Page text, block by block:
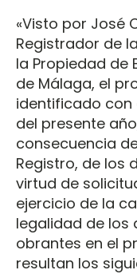
«Visto por José
Registrador de
la Propiedad de
de Málaga, el
identificado con
del presente
consecuencia
Registro, de los
virtud de
ejercicio de la
legalidad de los
obrantes en el
resultan los